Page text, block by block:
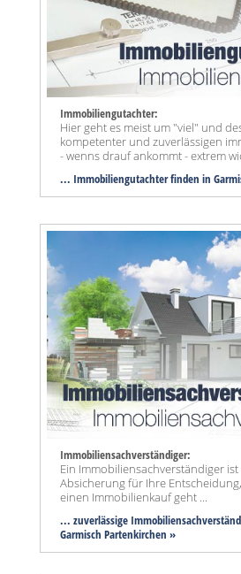
Immobiliengutachter:
Hier geht es meist um "viel" und
kompetenter und zuverlässigen
- wenns drauf ankommt - extrem
... Immobiliengutachter finden in
Immobiliensachverständiger:
Ein Immobiliensachverständiger
Absicherung für Ihre
einen Immobilienkauf geht ...
... zuverlässige
Garmisch Partenkirchen »